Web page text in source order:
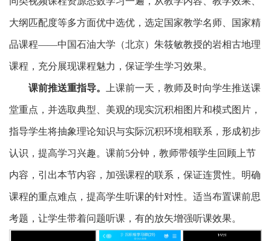
大纲匹配度等多方面优中选优，选定国家教学名师、国家精
品课程——中国石油大学（北京）朱筱敏教授的岩相古地理
课程，充分展现课程魅力，保证学生学习效果。
课前推送重指导。 上课前一天，教师及时向学生推送课
堂重点，并选取典型、美观的现实沉积相图片和模式图片，
指导学生将抽象理论知识与实际沉积环境相联系，形成初步
认识，提高学习兴趣。课前5分钟，教师带领学生回顾上节
内容，引出本节内容，加强课程的联系，保证连贯性。明确
课程的重点难点，提高学生听课的针对性。适当布置课前思
考题，让学生带着问题听课，有的放矢增强听课效果。